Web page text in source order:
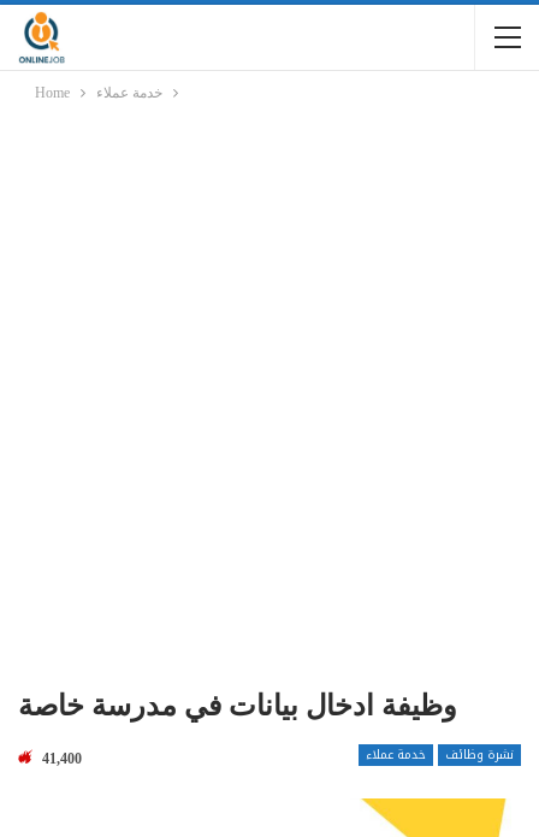
Home خدمة عملاء
وظيفة ادخال بيانات في مدرسة خاصة
خدمة عملاء نشرة وظائف 41,400